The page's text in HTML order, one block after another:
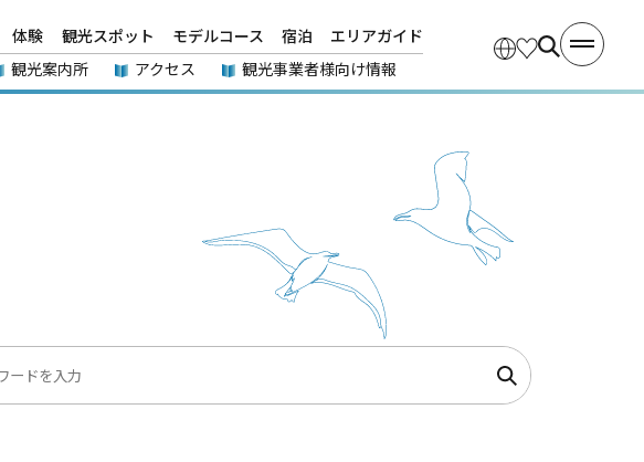
体験 観光スポット モデルコース 宿泊
エリアガイド
観光案内所 アクセス 観光事業者様向け情報